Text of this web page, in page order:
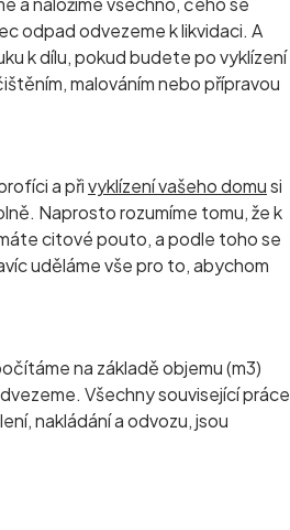
odpad odvezeme k likvidaci. A
k dílu, pokud budete po vyklízení
malováním nebo přípravou
a přivyklízení vašeho domusi
Naprosto rozumíme tomu, že k
citové pouto, a podle toho se
uděláme vše pro to, abychom
na základě objemu (m3)
Všechny související práce
nakládání a odvozu, jsou